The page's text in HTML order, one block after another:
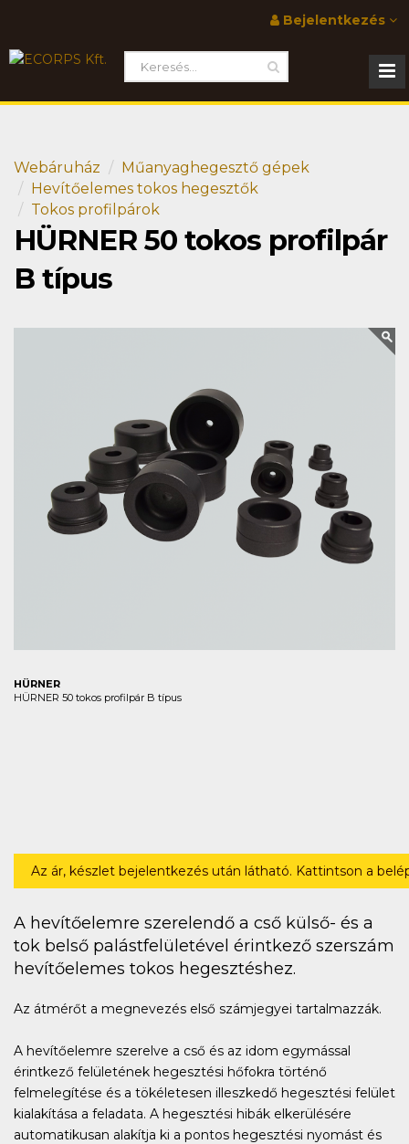
Bejelentkezés
Webáruház
Műanyaghegesztő gépek
Hevítőelemes tokos hegesztők
Tokos profilpárok
HÜRNER 50 tokos profilpár
B típus
HÜRNER
HÜRNER 50 tokos profilpár B típus
Az ár, készlet bejelentkezés után látható. Kattintson a
A hevítőelemre szerelendő a cső külső- és a
tok belső palástfelületével érintkező szerszám
hevítőelemes tokos hegesztéshez.
Az átmérőt a megnevezés első számjegyei tartalmazzák.
A hevítőelemre szerelve a cső és az idom egymással
érintkező felületének hegesztési hőfokra történő
felmelegítése és a tökéletesen illeszkedő hegesztési felület
kialakítása a feladata. A hegesztési hibák elkerülésére
automatikusan alakítja ki a pontos hegesztési nyomást és